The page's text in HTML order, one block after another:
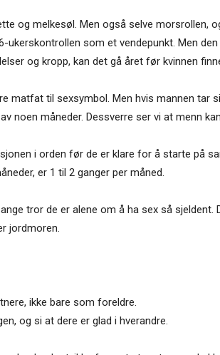
og melkesøl. Men også selve morsrollen,
ukerskontrollen som et vendepunkt. Men
og kropp, kan det gå året før kvinnen
matfat til sexsymbol. Men hvis mannen tar
noen måneder. Dessverre ser vi at menn
i orden før de er klare for å starte på
er 1 til 2 ganger per måned.
tror de er alene om å ha sex så
jordmoren.
ikke bare som foreldre.
og si at dere er glad i hverandre.